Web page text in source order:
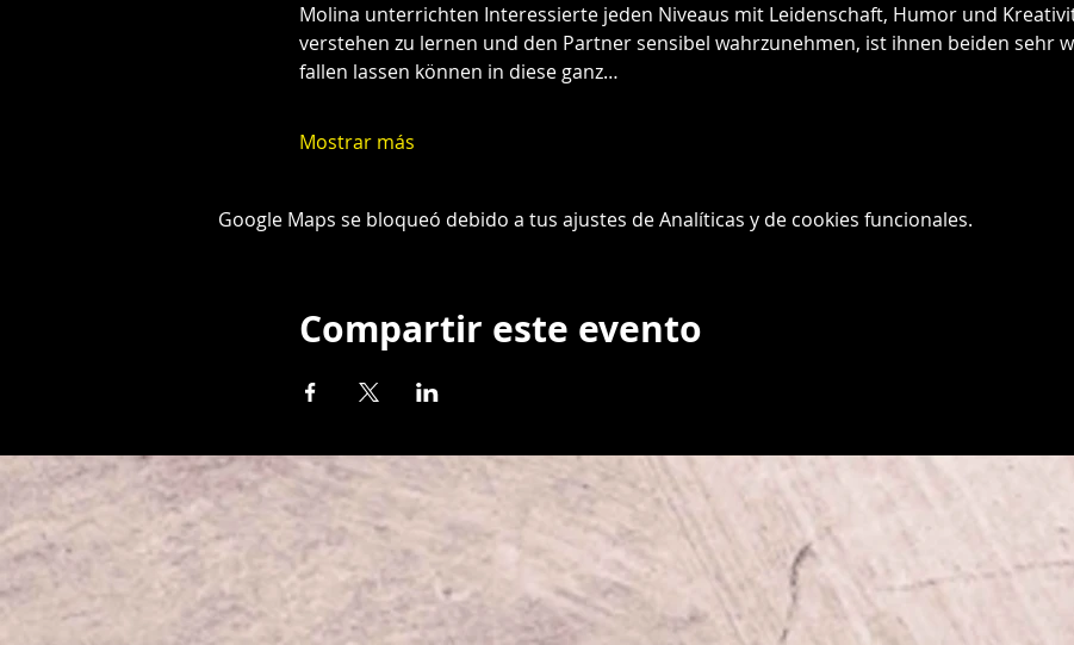
Molina unterrichten Interessierte jeden Niveaus mit Leidenschaft, Humor und
verstehen zu lernen und den Partner sensibel wahrzunehmen, ist ihnen beiden sehr
fallen lassen können in diese ganz…
Mostrar más
Google Maps se bloqueó debido a tus ajustes de Analíticas y de cookies funcionales.
Compartir este evento